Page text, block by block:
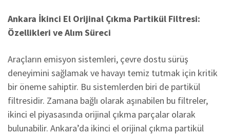
Ankara İkinci El Orijinal Çıkma Partikül Filtresi:
Özellikleri ve Alım Süreci
Araçların emisyon sistemleri, çevre dostu sürüş
deneyimini sağlamak ve havayı temiz tutmak için kritik
bir öneme sahiptir. Bu sistemlerden biri de partikül
filtresidir. Zamana bağlı olarak aşınabilen bu filtreler,
ikinci el piyasasında orijinal çıkma parçalar olarak
bulunabilir. Ankara’da ikinci el orijinal çıkma partikül